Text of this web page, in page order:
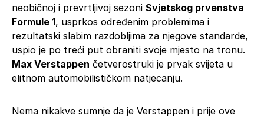
neobičnoj i prevrtljivoj sezoni Svjetskog prvenstva
Formule 1, usprkos određenim problemima i
rezultatski slabim razdobljima za njegove standarde,
uspio je po treći put obraniti svoje mjesto na tronu.
Max Verstappen četverostruki je prvak svijeta u
elitnom automobilističkom natjecanju.
Nema nikakve sumnje da je Verstappen i prije ove